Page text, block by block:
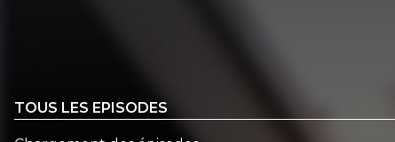
TOUS LES EPISODES